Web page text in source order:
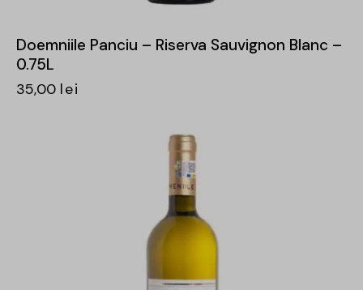
Doemniile Panciu – Riserva Sauvignon Blanc –
0.75L
35,00 lei